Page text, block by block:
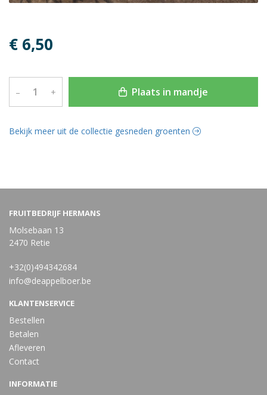
€ 6,50
– + Plaats in mandje
Bekijk meer uit de collectie gesneden groenten
FRUITBEDRIJF HERMANS
Molsebaan 13
2470 Retie
+32(0)494342684
info@deappelboer.be
KLANTENSERVICE
Bestellen
Betalen
Afleveren
Contact
INFORMATIE